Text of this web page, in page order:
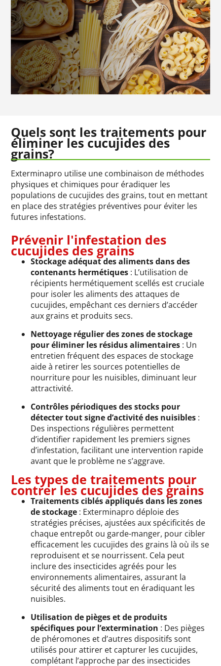
Quels sont les traitements pour
éliminer les cucujides des
grains?
Exterminapro utilise une combinaison de méthodes
physiques et chimiques pour éradiquer les
populations de cucujides des grains, tout en mettant
en place des stratégies préventives pour éviter les
futures infestations.
Prévenir l'infestation des
cucujides des grains
Stockage adéquat des aliments dans des
contenants hermétiques : L’utilisation de
récipients hermétiquement scellés est cruciale
pour isoler les aliments des attaques de
cucujides, empêchant ces derniers d’accéder
aux grains et produits secs.
Nettoyage régulier des zones de stockage
pour éliminer les résidus alimentaires : Un
entretien fréquent des espaces de stockage
aide à retirer les sources potentielles de
nourriture pour les nuisibles, diminuant leur
attractivité.
Contrôles périodiques des stocks pour
détecter tout signe d’activité des nuisibles :
Des inspections régulières permettent
d’identifier rapidement les premiers signes
d’infestation, facilitant une intervention rapide
avant que le problème ne s’aggrave.
Les types de traitements pour
contrer les cucujides des grains
Traitements ciblés appliqués dans les zones
de stockage : Exterminapro déploie des
stratégies précises, ajustées aux spécificités de
chaque entrepôt ou garde-manger, pour cibler
efficacement les cucujides des grains là où ils se
reproduisent et se nourrissent. Cela peut
inclure des insecticides agréés pour les
environnements alimentaires, assurant la
sécurité des aliments tout en éradiquant les
nuisibles.
Utilisation de pièges et de produits
spécifiques pour l’extermination : Des pièges
de phéromones et d’autres dispositifs sont
utilisés pour attirer et capturer les cucujides,
complétant l’approche par des insecticides